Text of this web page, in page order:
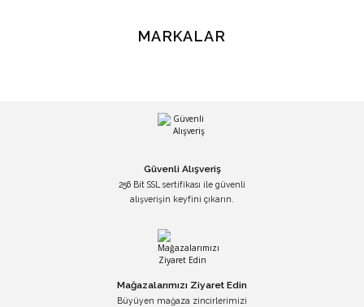
MARKALAR
Güvenli Alışveriş
256 Bit SSL sertifikası ile güvenli
alışverişin keyfini çıkarın.
Mağazalarımızı Ziyaret Edin
Büyüyen mağaza zincirlerimizi